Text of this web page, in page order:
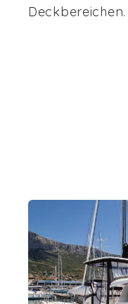
Deckbereichen.